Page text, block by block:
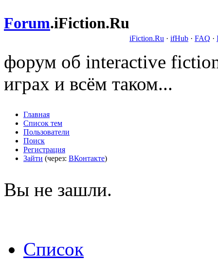
Forum.iFiction.Ru
iFiction.Ru · ifHub · FAQ ·
форум об interactive
играх и всём таком...
Главная
Список тем
Пользователи
Поиск
Регистрация
Зайти (через: ВКонтакте)
Вы не зашли.
Список